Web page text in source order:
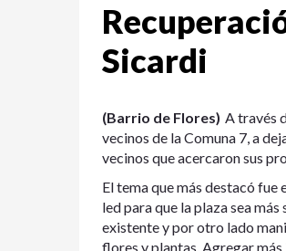
Sicardi
(Barrio de Flores) A través
vecinos de la Comuna 7, a
vecinos que acercaron sus
El tema que más destacó
led para que la plaza sea
existente y por otro lado
flores y plantas. Agregar